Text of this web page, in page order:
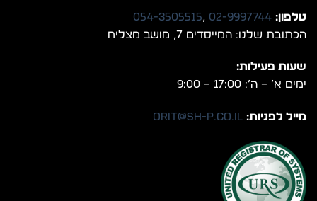
טלפון: 02-9997744
,
054-3505515
הכתובת שלנו: המייסדים 7, מושב מצליח
שעות פעילות:
ימים א’ – ה’: 17:00 – 9:00
מייל לפניות: orit@sh-p.co.il